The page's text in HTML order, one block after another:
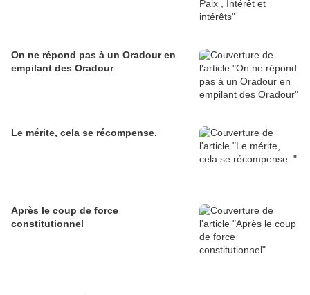
On ne répond pas à un Oradour en
empilant des Oradour
Le mérite, cela se récompense.
Après le coup de force
constitutionnel